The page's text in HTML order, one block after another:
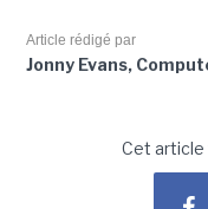
Article rédigé par
Jonny Evans,
Cet article